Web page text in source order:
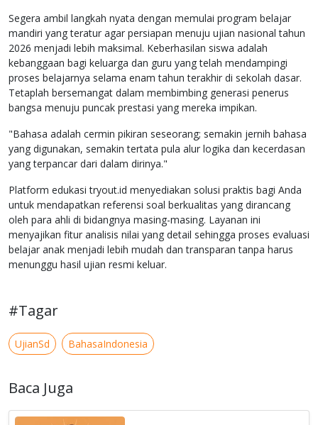
Segera ambil langkah nyata dengan memulai program belajar
mandiri yang teratur agar persiapan menuju ujian nasional tahun
2026 menjadi lebih maksimal. Keberhasilan siswa adalah
kebanggaan bagi keluarga dan guru yang telah mendampingi
proses belajarnya selama enam tahun terakhir di sekolah dasar.
Tetaplah bersemangat dalam membimbing generasi penerus
bangsa menuju puncak prestasi yang mereka impikan.
"Bahasa adalah cermin pikiran seseorang; semakin jernih bahasa
yang digunakan, semakin tertata pula alur logika dan kecerdasan
yang terpancar dari dalam dirinya."
Platform edukasi tryout.id menyediakan solusi praktis bagi Anda
untuk mendapatkan referensi soal berkualitas yang dirancang
oleh para ahli di bidangnya masing-masing. Layanan ini
menyajikan fitur analisis nilai yang detail sehingga proses evaluasi
belajar anak menjadi lebih mudah dan transparan tanpa harus
menunggu hasil ujian resmi keluar.
#Tagar
UjianSd BahasaIndonesia
Baca Juga